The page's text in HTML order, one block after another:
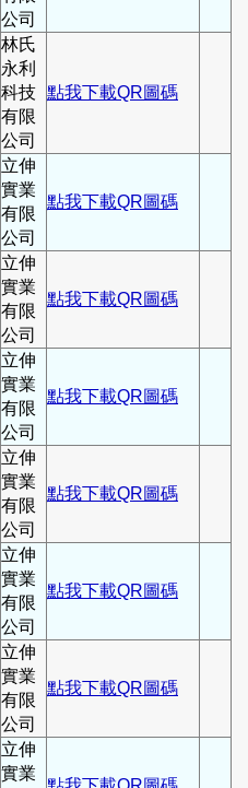
公司
林氏
永利
科技
有限
公司
點我下載QR圖碼
立伸
實業
有限
公司
點我下載QR圖碼
立伸
實業
有限
公司
點我下載QR圖碼
立伸
實業
有限
公司
點我下載QR圖碼
立伸
實業
有限
公司
點我下載QR圖碼
立伸
實業
有限
公司
點我下載QR圖碼
立伸
實業
有限
公司
點我下載QR圖碼
立伸
實業